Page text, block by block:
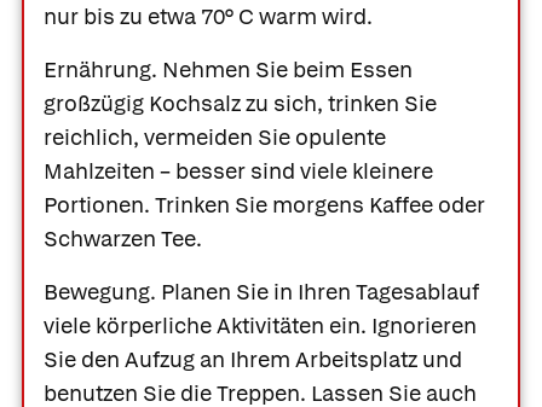
nur bis zu etwa 70° C warm wird.
Ernährung. Nehmen Sie beim Essen
großzügig Kochsalz zu sich, trinken Sie
reichlich, vermeiden Sie opulente
Mahlzeiten – besser sind viele kleinere
Portionen. Trinken Sie morgens Kaffee oder
Schwarzen Tee.
Bewegung. Planen Sie in Ihren Tagesablauf
viele körperliche Aktivitäten ein. Ignorieren
Sie den Aufzug an Ihrem Arbeitsplatz und
benutzen Sie die Treppen. Lassen Sie auch